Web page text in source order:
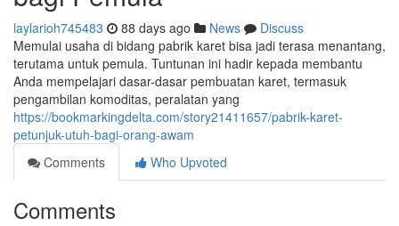
laylarioh745483 88 days ago News
Discuss
Memulai usaha di bidang pabrik karet bisa jadi terasa menantang,
terutama untuk pemula. Tuntunan ini hadir kepada membantu
Anda mempelajari dasar-dasar pembuatan karet, termasuk
pengambilan komoditas, peralatan yang
https://bookmarkingdelta.com/story21411657/pabrik-karet-
petunjuk-utuh-bagi-orang-awam
Comments
Who Upvoted
Comments